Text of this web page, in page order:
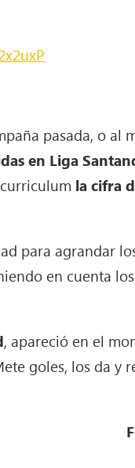
pasada, o al
en Liga
la cifra
para agrandar
en cuenta
, apareció en el
goles, los da y